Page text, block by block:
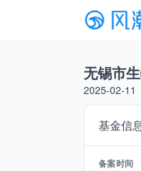
无锡市
2025-02-11
基金信
备案时间